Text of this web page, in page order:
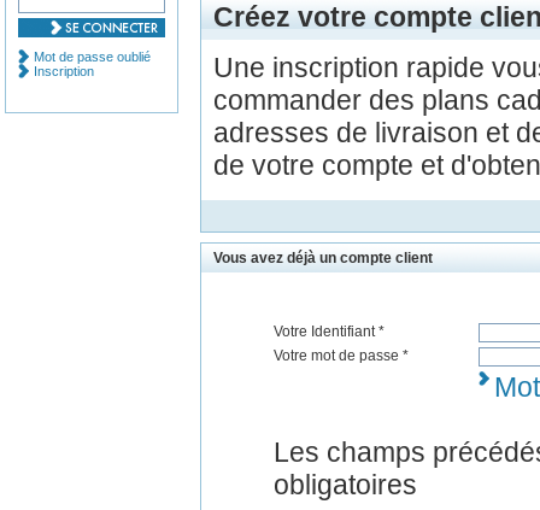
Créez votre compte
Une inscription rapide
commander des plans
adresses de livraison et
de votre compte et
Vous avez déjà un compte client
Votre Identifiant *
Votre mot de passe *
Les champs
obligatoires
Mot de passe oublié
Inscription